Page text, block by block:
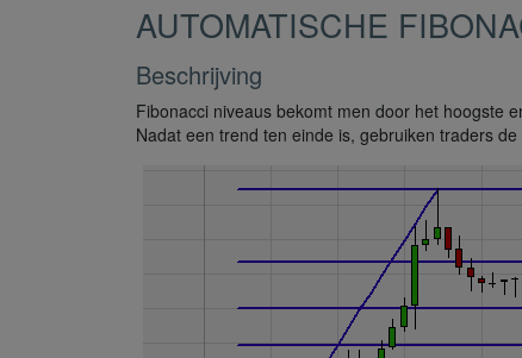
AUTOMATISCHE
Beschrijving
Fibonacci niveaus bekomt men door het hoogste
Nadat een trend ten einde is, gebruiken traders